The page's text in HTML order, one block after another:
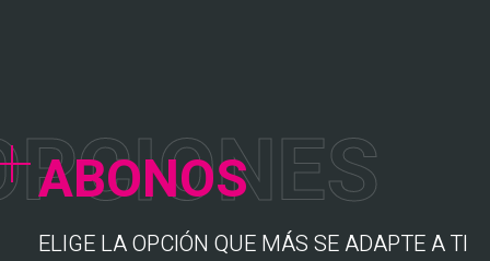
PCIONES
ABONOS
ELIGE LA OPCIÓN QUE MÁS SE ADAPTE A TI